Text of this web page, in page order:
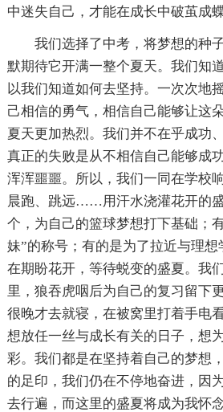
中迷失自己，才能在成长中破茧成
我们选择了中考，将梦想的种
默期待它开满一整个夏天。我们知
以我们知道如何去坚持。一次次地
己相信的勇气，相信自己能够让这
夏天更加热烈。我们并不在乎成功
真正的失败是从不相信自己能够成
浑浑噩噩。所以，我们一同在学校
晨跑、跳远……用汗水浇灌花开的
个，为自己的篮球梦想打下基础；
妹”的称号；有的是为了拉近与理
在期盼花开，等待蜕变的盛夏。我
里，狼吞虎咽后为自己的复习留下
很晚才去就寝，在被窝里打着手电
想放任一丝与成长有关的日子，想
彩。我们都是在坚持着自己的梦想
的足印，我们仍在不停地奋进，因
去行遍，而这里的盛夏将成为我怀